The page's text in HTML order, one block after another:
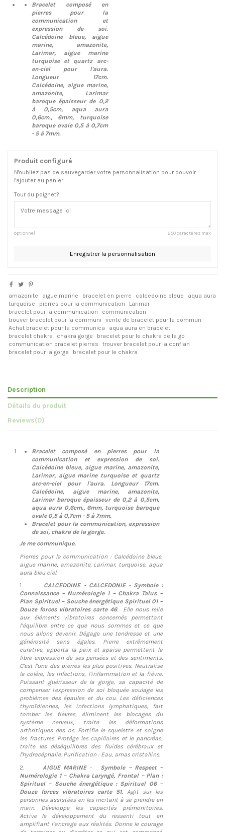
Bracelet composé en
pierres pour la
communication et
expression de soi.
Calcédoine bleue, aigue
marine, amazonite,
Larimar, aigue marine
turquoise et quartz arc-
en-ciel pour l'aura.
Longueur 17cm.
Calcédoine, aigue marine,
amazonite, Larimar
baroque épaisseur de 0,2
à 0,5cm, aqua aura
0,6cm., 6mm, turquoise
baroque ovale 0,5 à 0,7cm
- 5 à 7mm.
Produit configuré
N'oubliez pas de sauvegarder votre personnalisation pour pouvoir
l'ajouter au panier
Tour du poignet?
optionnel 250 caractères max
Enregistrer la personnalisation
amazonite aigue marine bracelet en pierre calcedoine bleue
aqua aura
turquoise
pierres pour la communication
Larimar
bracelet pour la communication
communication
trouver bracelet pour la communi vente de bracelet pour la commun
Achat bracelet pour la communica
aqua aura en bracelet
bracelet chakra
chakra gorge
bracelet pour le chakra de la go
communication bracelet pierres
trouver bracelet pour la confian
bracelet pour la gorge
bracelet pour le chakra
Description
Détails du produit
Reviews(0)
Bracelet composé en pierres pour la
communication et expression de soi.
Calcédoine bleue, aigue marine, amazonite,
Larimar, aigue marine turquoise et quartz
arc-en-ciel pour l'aura. Longueur 17cm.
Calcédoine, aigue marine, amazonite,
Larimar baroque épaisseur de 0,2 à 0,5cm,
aqua aura 0,6cm., 6mm, turquoise baroque
ovale 0,5 à 0,7cm - 5 à 7mm.
Bracelet pour la communication, expression
de soi, chakra de la gorge.
Je me communique.
Pierres pour la communication : Calcédoine bleue,
aigue marine, amazonite, Larimar, turquoise, aqua
aura bleu ciel.
1. CALCEDOINE - CALCEDONIE-Symbole :
Connaissance – Numérologie 1 – Chakra Talus –
Plan Spirituel – Souche énergétique Spirituel 01 –
Douze forces vibratoires carte 46. Elle nous relie
aux éléments vibratoires concernés permettant
l’équilibre entre ce que nous sommes et ce que
nous allons devenir. Dégage une tendresse et une
générosité sans égales. Pierre extrêmement
curative, apporta la paix et apaise permettant la
libre expression de ses pensées et des sentiments.
C'est l'une des pierres les plus positives. Neutralise
la colère, les infections, l'inflammation et la fièvre.
Puissant guérisseur de la gorge, sa capacité de
compenser l'expression de soi bloquée soulage les
problèmes des épaules et du cou. Les déficiences
thyroïdiennes, les infections lymphatiques, fait
tomber les fièvres, éliminent les blocages du
système nerveux, traite les déformations
arthritiques des os. Fortifie le squelette et soigne
les fractures. Protège les capillaires et le pancréas,
traite les déséquilibres des fluides cérébraux et
l'hydrocéphalie. Purification : Eau, amas cristallins.
2. AIGUE MARINE- Symbole – Respect –
Numérologie 1 – Chakra Laryngé, Frontal – Plan :
Spirituel – Souche énergétique : Spirituel 06 –
Douze forces vibratoires carte 51.Agit sur les
personnes assistées en les incitant à se prendre en
main. Développe les capacités prémonitoires.
Active le développement du ressenti tout en
amplifiant l’ancrage aux réalités. Donne le courage